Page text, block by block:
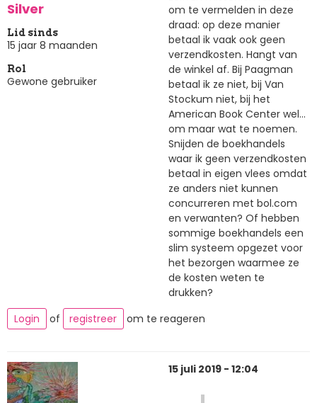
Silver
Lid sinds
15 jaar 8 maanden
Rol
Gewone gebruiker
om te vermelden in deze
draad: op deze manier
betaal ik vaak ook geen
verzendkosten. Hangt van
de winkel af. Bij Paagman
betaal ik ze niet, bij Van
Stockum niet, bij het
American Book Center wel...
om maar wat te noemen.
Snijden de boekhandels
waar ik geen verzendkosten
betaal in eigen vlees omdat
ze anders niet kunnen
concurreren met bol.com
en verwanten? Of hebben
sommige boekhandels een
slim systeem opgezet voor
het bezorgen waarmee ze
de kosten weten te
drukken?
Login
of registreer om te reageren
15 juli 2019 - 12:04